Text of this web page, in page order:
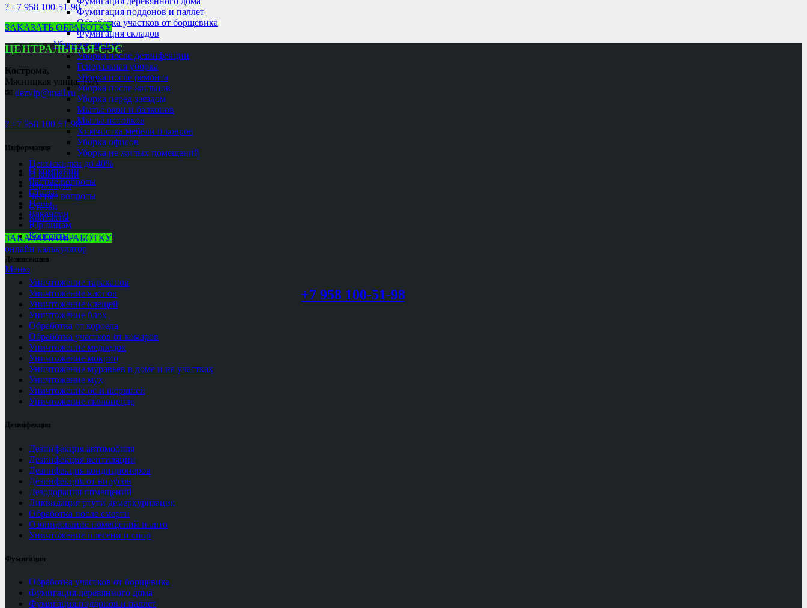
Фумигация поддонов и паллет
Обработка участков от борщевика
Фумигация складов
Уборка-клининг
Уборка после дезинфекции
Генеральная уборка
Уборка после ремонта
Уборка после жильцов
Уборка перед заездом
Мытьё окон и балконов
Мытьё потолков
Химчистка мебели и ковров
Уборка офисов
Уборка не жилых помещений
Ценыскидки до 40%
О компании
Юр.лицам
Частые вопросы
Статьи
Контакты
ЗАКАЗАТЬ ОБРАБОТКУ
онлайн калькулятор
Меню
+7 958 100-51-98
? +7 958 100-51-98
ЗАКАЗАТЬ ОБРАБОТКУ
ЦЕНТРАЛЬНАЯ-СЭС
Кострома,
Мясницкая улица, 19А
✉ dezvip@mail.ru
? +7 958 100-51-98
Информация
О компании
Частые вопросы
Статьи
Цены
Вакансии
Юр.лицам
Контакты
Дезинсекция
Уничтожение тараканов
Уничтожение клопов
Уничтожение клещей
Уничтожение блох
Обработка от короеда
Обработка участков от комаров
Уничтожение медведок
Уничтожение мокриц
Уничтожение муравьев в доме и на участках
Уничтожение мух
Уничтожение ос и шершней
Уничтожение сколопендр
Дезинфекция
Дезинфекция автомобиля
Дезинфекция вентиляции
Дезинфекция кондиционеров
Дезинфекция от вирусов
Дезодорация помещений
Ликвидация ртути демеркуризация
Обработка после смерти
Озонирование помещений и авто
Уничтожение плесени и спор
Фумигация
Обработка участков от борщевика
Фумигация деревянного дома
Фумигация поддонов и паллет